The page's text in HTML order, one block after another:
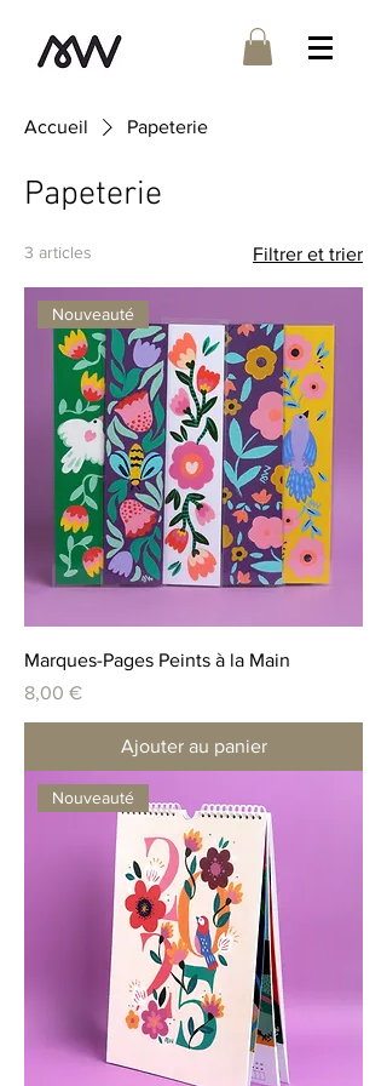
Accueil Papeterie
Papeterie
3 articles Filtrer et trier
Nouveauté
Marques-Pages Peints à la Main
Prix
8,00 €
Ajouter au panier
Nouveauté